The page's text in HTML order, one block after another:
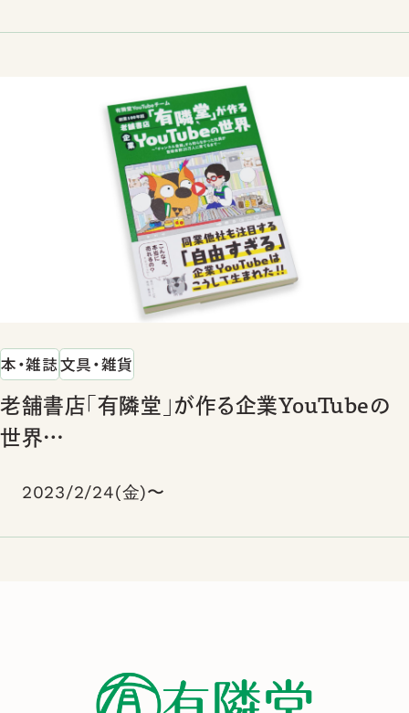
本・雑誌文具・雑貨
老舗書店「有隣堂」が作る企業YouTubeの
世界
が登録者数20万人に育てるまで～
2023/2/24(金)〜